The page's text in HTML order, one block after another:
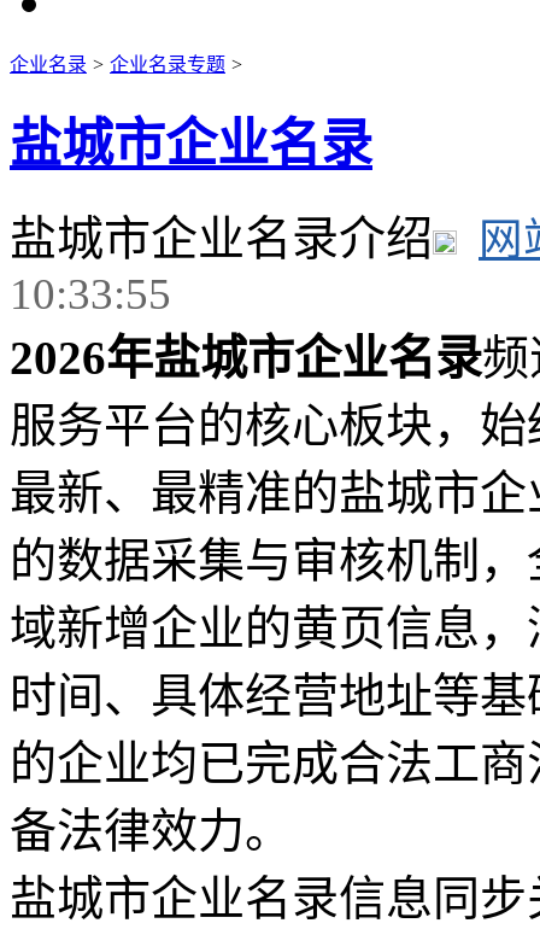
企业名录 > 企业名录专题 >
盐城市企业名录
盐城市企业名录介绍
网
10:33:55
2026年盐城市企业名录频
服务平台的核心板块，
最新、最精准的盐城市
的数据采集与审核机制
域新增企业的黄页信息
时间、具体经营地址等
的企业均已完成合法工
备法律效力。
盐城市企业名录信息同